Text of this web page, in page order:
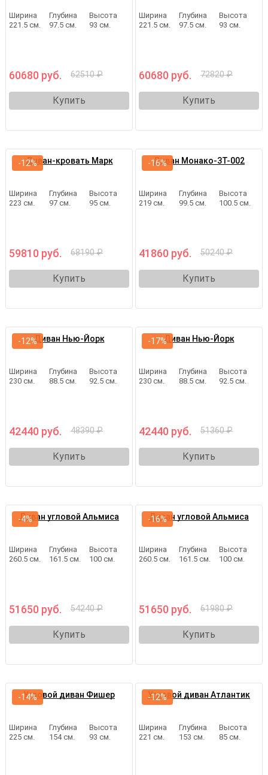
Ширина
221.5 см.
Глубина
97.5 см.
Высота
93 см.
60680 руб. 62510 ₽
Купить
Ширина
221.5 см.
Глубина
97.5 см.
Высота
93 см.
60680 руб. 72820 ₽
Купить
Диван-кровать Марк
Ширина
223 см.
Глубина
97 см.
Высота
95 см.
59810 руб. 68190 ₽
Купить
-12% Диван Монако-3Т-002
Ширина
219 см.
Глубина
99.5 см.
Высота
100.5 см.
41860 руб. 50240 ₽
Купить
-16%
Диван Нью-Йорк
Ширина
230 см.
Глубина
88.5 см.
Высота
92.5 см.
42440 руб. 48390 ₽
Купить
-12% Диван Нью-Йорк
Ширина
230 см.
Глубина
88.5 см.
Высота
92.5 см.
42440 руб. 51360 ₽
Купить
-17%
Диван угловой Альмиса
Ширина
260.5 см.
Глубина
161.5 см.
Высота
100 см.
51650 руб. 54240 ₽
Купить
-4% Диван угловой Альмиса
Ширина
260.5 см.
Глубина
161.5 см.
Высота
100 см.
51650 руб. 61980 ₽
Купить
-16%
Угловой диван Фишер
Ширина
225 см.
Глубина
154 см.
Высота
93 см.
-14% Угловой диван Атлантик
Ширина
221 см.
Глубина
153 см.
Высота
85 см.
-12%